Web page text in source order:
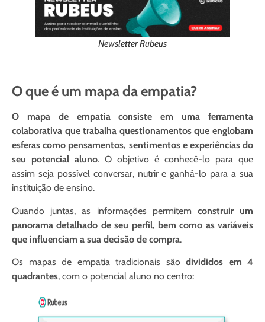
Newsletter Rubeus
O que é um mapa da empatia?
O mapa de empatia consiste em uma ferramenta
colaborativa que trabalha questionamentos que englobam
esferas como pensamentos, sentimentos e experiências do
seu potencial aluno. O objetivo é conhecê-lo para que
assim seja possível conversar, nutrir e ganhá-lo para a sua
instituição de ensino.
Quando juntas, as informações permitem construir um
panorama detalhado de seu perfil, bem como as variáveis
que influenciam a sua decisão de compra.
Os mapas de empatia tradicionais são divididos em 4
quadrantes, com o potencial aluno no centro: